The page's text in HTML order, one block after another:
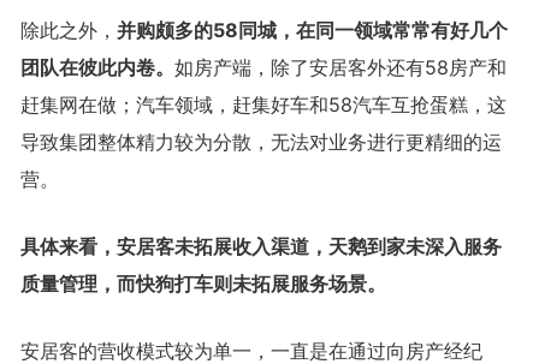
除此之外， 并购颇多的58同城，在同一领域常常有好几个
团队在彼此内卷。 如房产端，除了安居客外还有58房产和
赶集网在做；汽车领域，赶集好车和58汽车互抢蛋糕，这
导致集团整体精力较为分散，无法对业务进行更精细的运
营。
具体来看，安居客未拓展收入渠道，天鹅到家未深入服务
质量管理，而快狗打车则未拓展服务场景。
安居客的营收模式较为单一，一直是在通过向房产经纪